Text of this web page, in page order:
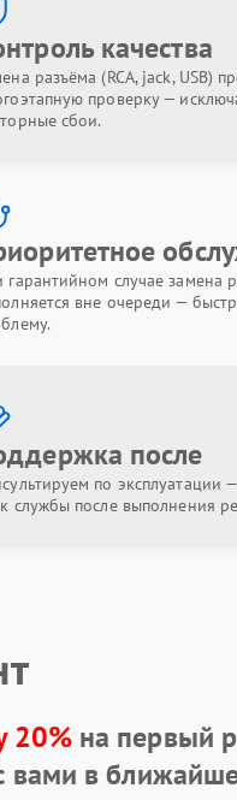
качества
разъёма (RCA, jack, USB)
проверку —
сбои.
гарантийном случае замена
вне очереди —
после
по эксплуатации
службы после выполнения
20%на первый
вами в